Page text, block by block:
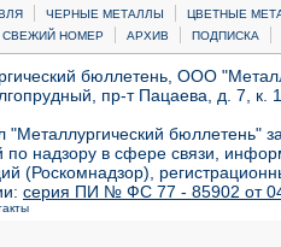
| ЧЕРНЫЕ МЕТАЛЛЫ |
ЦВЕТНЫЕ
СВЕЖИЙ НОМЕР | АРХИВ | ПОДПИСКА |
бюллетень, ООО
пр-т Пацаева, д. 7,
бюллетень"
надзору в сфере связи,
(Роскомнадзор),
серия ПИ № ФС 77 - 85902 от 04